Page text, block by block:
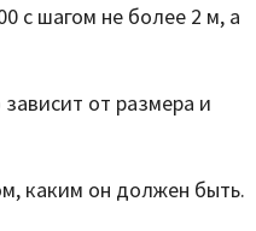
с шагом не более 2 м, а
от размера и
каким он должен быть.